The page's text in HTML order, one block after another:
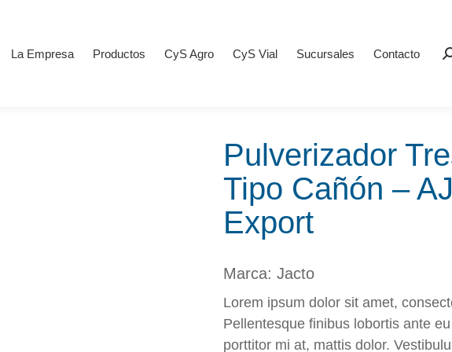
La Empresa Productos CyS Agro CyS Vial Sucursales Contacto
Pulverizador
Tipo Cañón –
Export
Marca: Jacto
Lorem ipsum dolor sit amet,
Pellentesque finibus lobortis ante
porttitor mi at, mattis dolor.